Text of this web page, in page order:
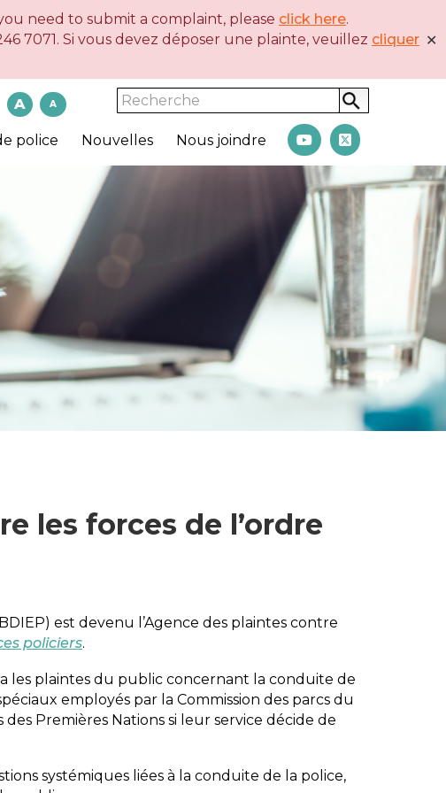
need to submit a complaint, please click here.
7071. Si vous devez déposer une plainte, veuillez cliquer ✕
A A Search
police Nouvelles Nous joindre
les forces de l’ordre
est devenu l’Agence des plaintes contre
policiers.
les plaintes du public concernant la conduite de
employés par la Commission des parcs du
Premières Nations si leur service décide de
systémiques liées à la conduite de la police,